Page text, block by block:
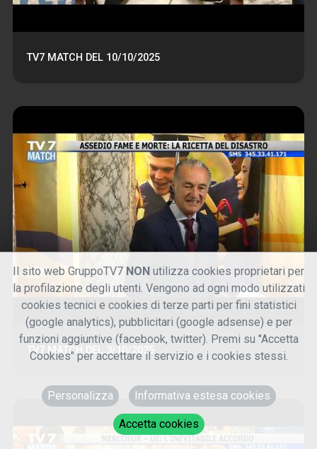
TV7 MATCH DEL 10/10/2025
TV7 MATCH DEL 3/10/2025
Il sito web GruppoTV7 NON utilizza cookies proprietari per
la profilazione degli utenti. Vengono ad ogni modo utilizzati
cookies tecnici e cookies di terze parti per fini statistici
(google analytics), pubblicitari (google adsense) e per
funzioni aggiuntive (facebook, twitter). Premi su "Accetta
Cookies" per accettare il servizio e i cookies stessi.
Personalizza Informativa estesa cookies
Accetta cookies